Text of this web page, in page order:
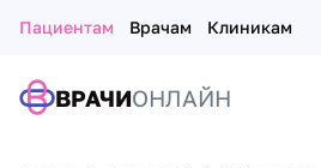
Пациентам Врачам Клиникам
ВРАЧИОНЛАЙН